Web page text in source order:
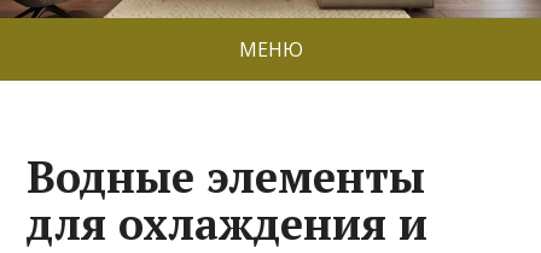
МЕНЮ
Водные элементы
для охлаждения и